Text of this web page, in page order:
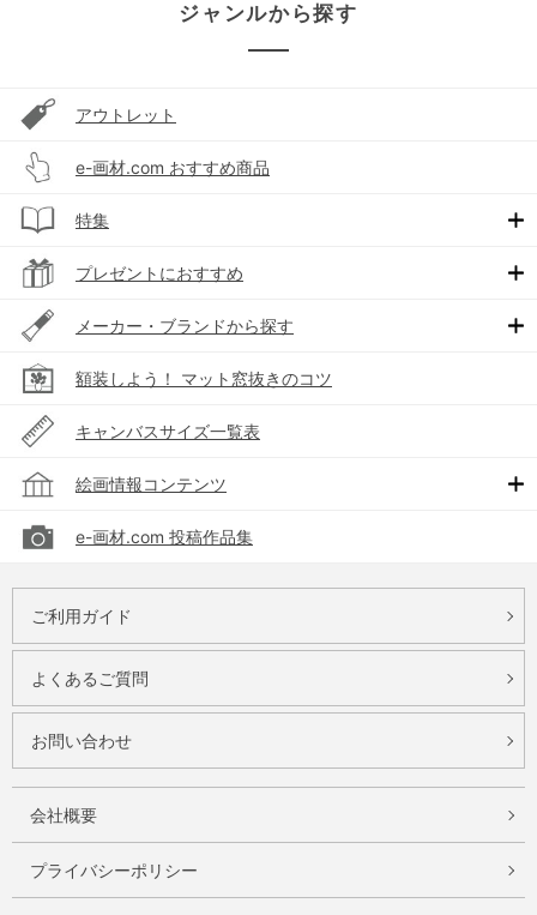
ジャンルから探す
アウトレット
e-画材.com おすすめ商品
特集
プレゼントにおすすめ
メーカー・ブランドから探す
額装しよう！ マット窓抜きのコツ
キャンバスサイズ一覧表
絵画情報コンテンツ
e-画材.com 投稿作品集
ご利用ガイド
よくあるご質問
お問い合わせ
会社概要
プライバシーポリシー